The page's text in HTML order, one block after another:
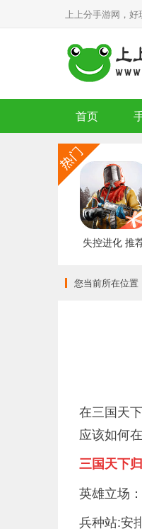
上上分手游网，好
首页
失控进化 推
您当前所在位置
在三国天
应该如何
三国天下
英雄立场
兵种站:安